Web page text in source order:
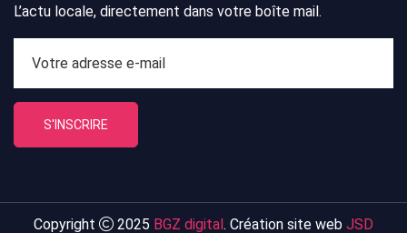
L’actu locale, directement dans votre boîte mail.
S'INSCRIRE
Copyright 2025 BGZ digital . Création site web JSD